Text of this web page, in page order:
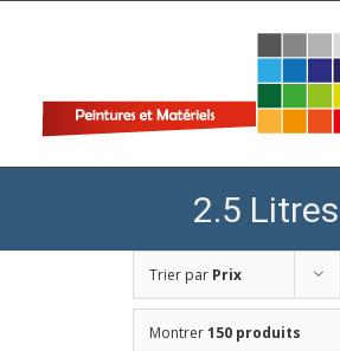
2.5 Litres
Trier par Prix
Montrer150 produits